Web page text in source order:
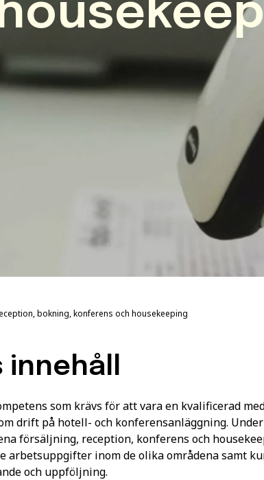
bokning, konferens och housekeeping
innehåll
som krävs för att vara en kvalificerad
drift på hotell- och konferensanläggning.
försäljning, reception, konferens och
arbetsuppgifter inom de olika områdena samt
och uppföljning.